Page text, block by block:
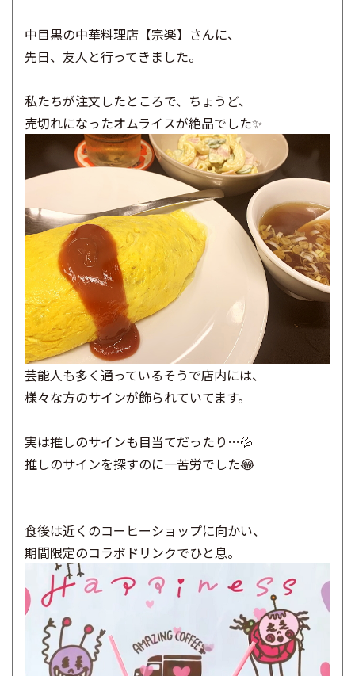
中目黒の中華料理店【宗楽】さんに、
先日、友人と行ってきました。
私たちが注文したところで、ちょうど、
売切れになったオムライスが絶品でした✨
芸能人も多く通っているそうで店内には、
様々な方のサインが飾られていてます。
実は推しのサインも目当てだったり…💦
推しのサインを探すのに一苦労でした😂
食後は近くのコーヒーショップに向かい、
期間限定のコラボドリンクでひと息。